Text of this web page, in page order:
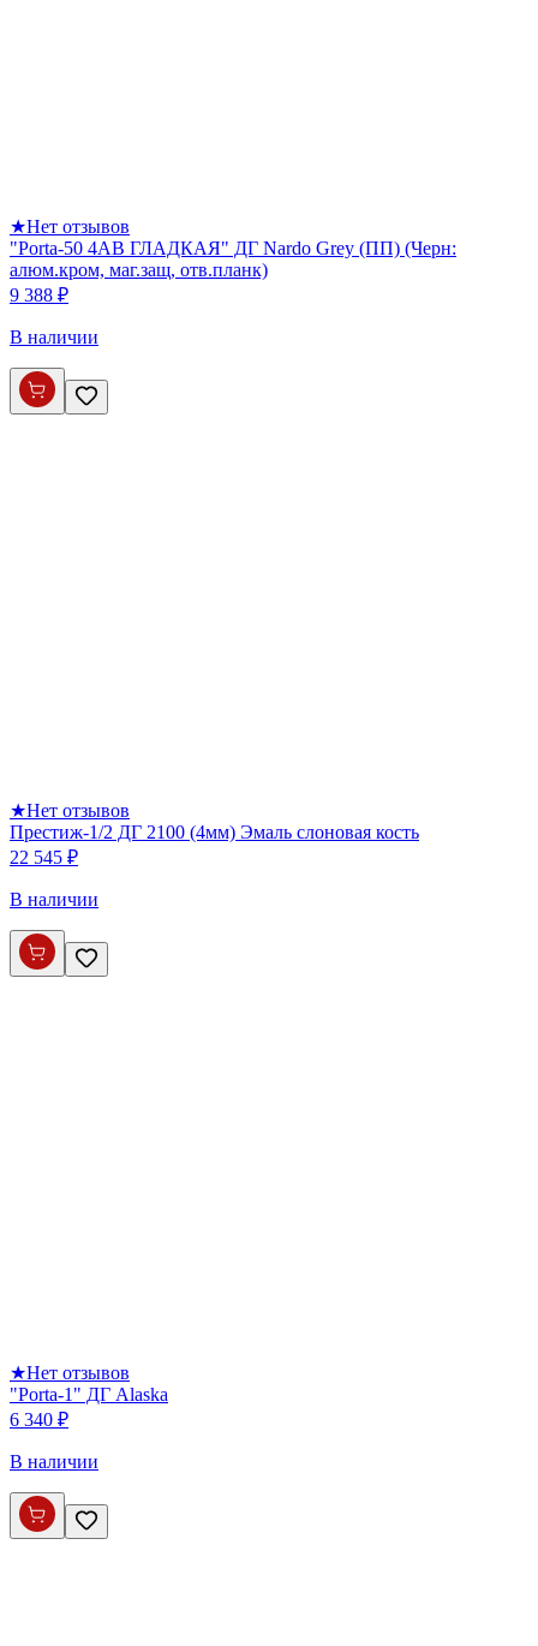
★Нет отзывов
"Porta-50 4AB ГЛАДКАЯ" ДГ Nardo Grey (ПП) (Черн:
алюм.кром, маг.защ, отв.планк)
9 388 ₽
В наличии
★Нет отзывов
Престиж-1/2 ДГ 2100 (4мм) Эмаль слоновая кость
22 545 ₽
В наличии
★Нет отзывов
"Porta-1" ДГ Alaska
6 340 ₽
В наличии